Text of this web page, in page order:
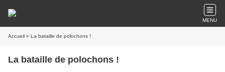
MENU
Accueil » La bataille de polochons !
La bataille de polochons !